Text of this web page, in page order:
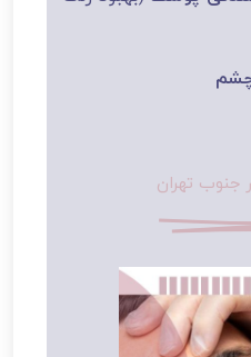
جنوب تهران